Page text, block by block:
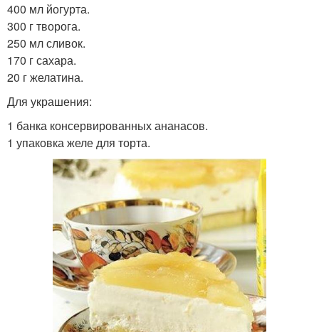
400 мл йогурта.
300 г творога.
250 мл сливок.
170 г сахара.
20 г желатина.
Для украшения:
1 банка консервированных ананасов.
1 упаковка желе для торта.